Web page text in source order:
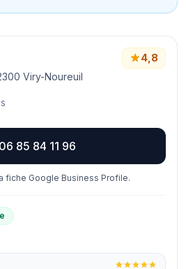
Viry-Noureuil
4,8
06 85 84 11 96
fiche Google Business Profile.